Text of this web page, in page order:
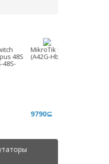
48S
48S-
MikroTik hAP be lite
(A42G-HbeP)
9790⊆